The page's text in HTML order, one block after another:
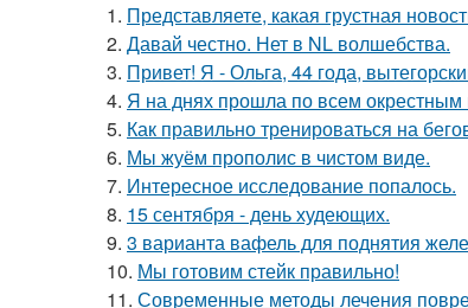
1. Представляете, какая грустная
2. Давай честно. Нет в NL волшебства.
3. Привет! Я - Ольга, 44 года,
4. Я на днях прошла по всем окрестным
5. Как правильно тренироваться на
6. Мы жуём прополис в чистом виде.
7. Интересное исследование попалось.
8. 15 сентября - день худеющих.
9. 3 варианта вафель для поднятия
10. Мы готовим стейк правильно!
11. Современные методы лечения